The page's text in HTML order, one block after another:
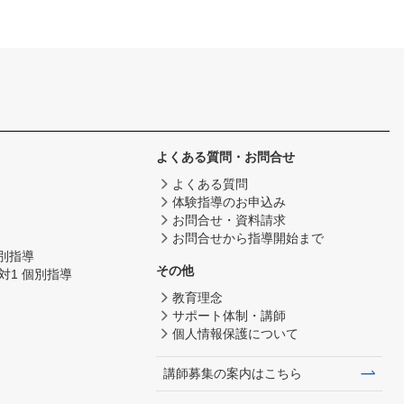
指導
1 個別指導
よくある質問・お問合せ
よくある質問
体験指導のお申込み
お問合せ・資料請求
お問合せから指導開始まで
その他
教育理念
サポート体制・講師
個人情報保護について
講師募集の案内はこちら